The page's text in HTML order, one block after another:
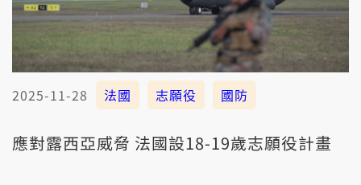
2025-11-28 法國 志願役 國防
應對露西亞威脅 法國設18-19歲志願役計畫